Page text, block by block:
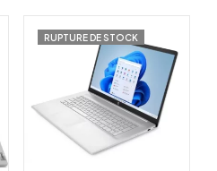
RUPTURE DE STOCK